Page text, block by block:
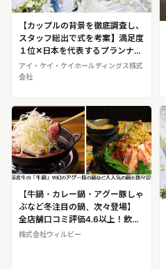
【カップルの背景を徹底調査し、
スタッフ総出で式を考案】満足度
１位✕日本を代表するプランナー
が在籍するウェディング会社 ア
イ・ケイ・ケイホールディングス
アイ・ケイ・ケイホールディングス株式
会社
【牛鍋・カレー鍋・アグー豚しゃ
ぶなど冬注目の鍋、次々登場】
全店舗口コミ評価4.6以上！飲食
業界の風雲児が展開！ 株式会社
株式会社ウィルビー